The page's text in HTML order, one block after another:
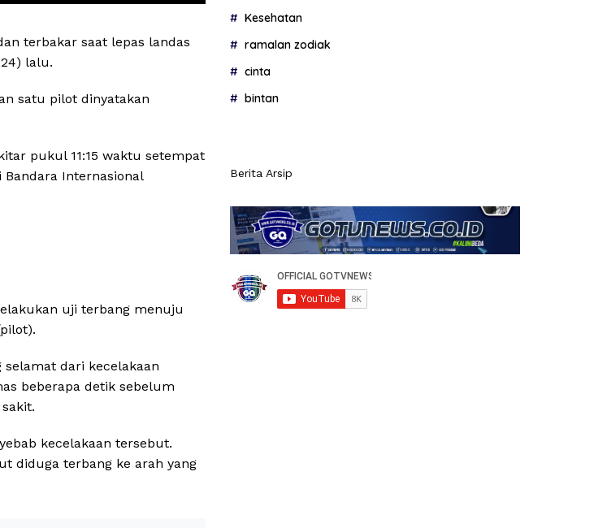
terbakar saat lepas landas
lalu.
satu pilot dinyatakan
pukul 11:15 waktu setempat
Bandara Internasional
uji terbang menuju
selamat dari kecelakaan
beberapa detik sebelum
kecelakaan tersebut.
diduga terbang ke arah yang
Kesehatan
ramalan zodiak
cinta
bintan
Berita Arsip